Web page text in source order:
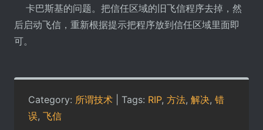
卡巴斯基的问题。把信任区域的旧飞信程序去掉，然
后启动飞信，重新根据提示把程序放到信任区域里面即
可。
Category: 所谓技术 | Tags: RIP, 方法, 解决, 错
误, 飞信